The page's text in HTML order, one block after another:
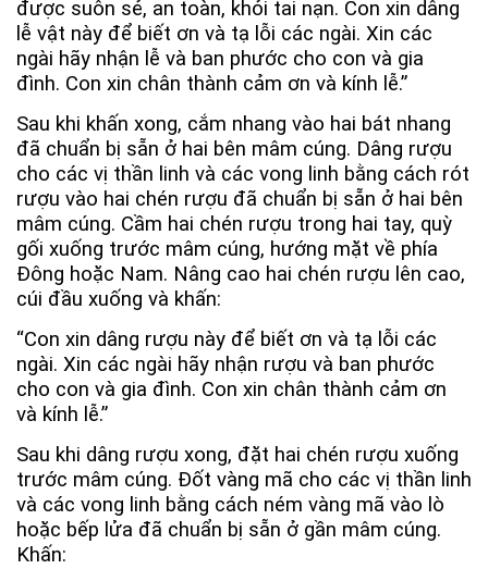
được suôn sẻ, an toàn, khỏi tai nạn. Con xin dâng
lễ vật này để biết ơn và tạ lỗi các ngài. Xin các
ngài hãy nhận lễ và ban phước cho con và gia
đình. Con xin chân thành cảm ơn và kính lễ.”
Sau khi khấn xong, cắm nhang vào hai bát nhang
đã chuẩn bị sẵn ở hai bên mâm cúng. Dâng rượu
cho các vị thần linh và các vong linh bằng cách rót
rượu vào hai chén rượu đã chuẩn bị sẵn ở hai bên
mâm cúng. Cầm hai chén rượu trong hai tay, quỳ
gối xuống trước mâm cúng, hướng mặt về phía
Đông hoặc Nam. Nâng cao hai chén rượu lên cao,
cúi đầu xuống và khấn:
“Con xin dâng rượu này để biết ơn và tạ lỗi các
ngài. Xin các ngài hãy nhận rượu và ban phước
cho con và gia đình. Con xin chân thành cảm ơn
và kính lễ.”
Sau khi dâng rượu xong, đặt hai chén rượu xuống
trước mâm cúng. Đốt vàng mã cho các vị thần linh
và các vong linh bằng cách ném vàng mã vào lò
hoặc bếp lửa đã chuẩn bị sẵn ở gần mâm cúng.
Khấn: